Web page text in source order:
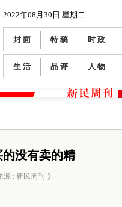
2022年08月30日 星期二
封 面 特 稿 时 政
生 活 品 评 人 物
没有卖的精
源 : 新民周刊 】